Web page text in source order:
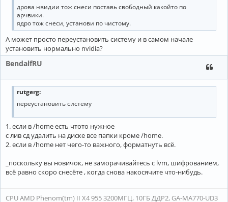
дрова нвидии тож снеси поставь свободный какойто по
арчвики.
ядро тож снеси, установи по чистому.
А может просто переустановить систему и в самом начале
установить нормально nvidia?
BendalfRU
rutgerg:
переустановить систему
1. если в /home есть чтото нужное
с лив сд удалить на диске все папки кроме /home.
2. если в /home нет чего-то важного, форматнуть всё.
_поскольку вы новичок, не заморачивайтесь с lvm, шифрованием,
всё равно скоро снесёте , когда снова накосячите что-нибудь.
CPU AMD Phenom(tm) II X4 955 3200МГЦ, 10ГБ ДДР2, GA-MA770-UD3